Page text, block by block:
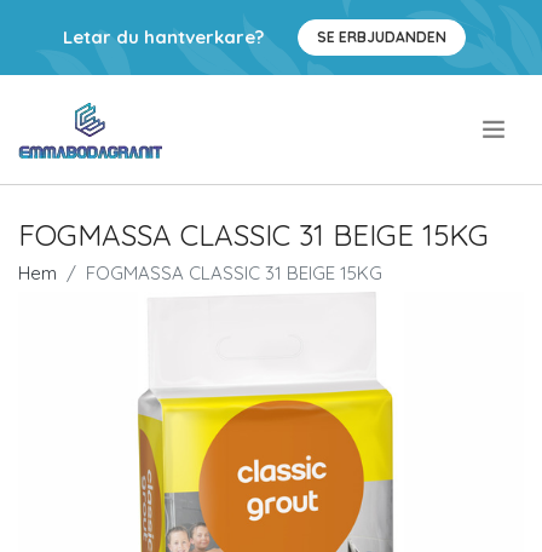
Letar du hantverkare? SE ERBJUDANDEN
FOGMASSA CLASSIC 31 BEIGE 15KG
Hem FOGMASSA CLASSIC 31 BEIGE 15KG